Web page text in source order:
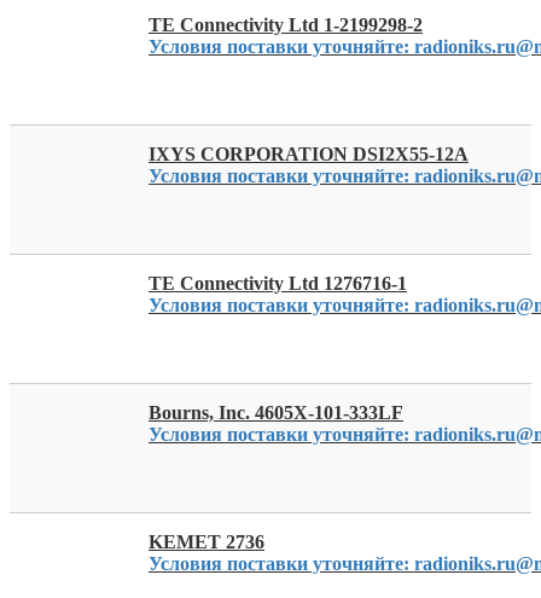
TE Connectivity Ltd 1-2199298-2
Условия поставки уточняйте:
IXYS CORPORATION DSI2X55-12A
Условия поставки уточняйте:
TE Connectivity Ltd 1276716-1
Условия поставки уточняйте:
Bourns, Inc. 4605X-101-333LF
Условия поставки уточняйте:
KEMET 2736
Условия поставки уточняйте: